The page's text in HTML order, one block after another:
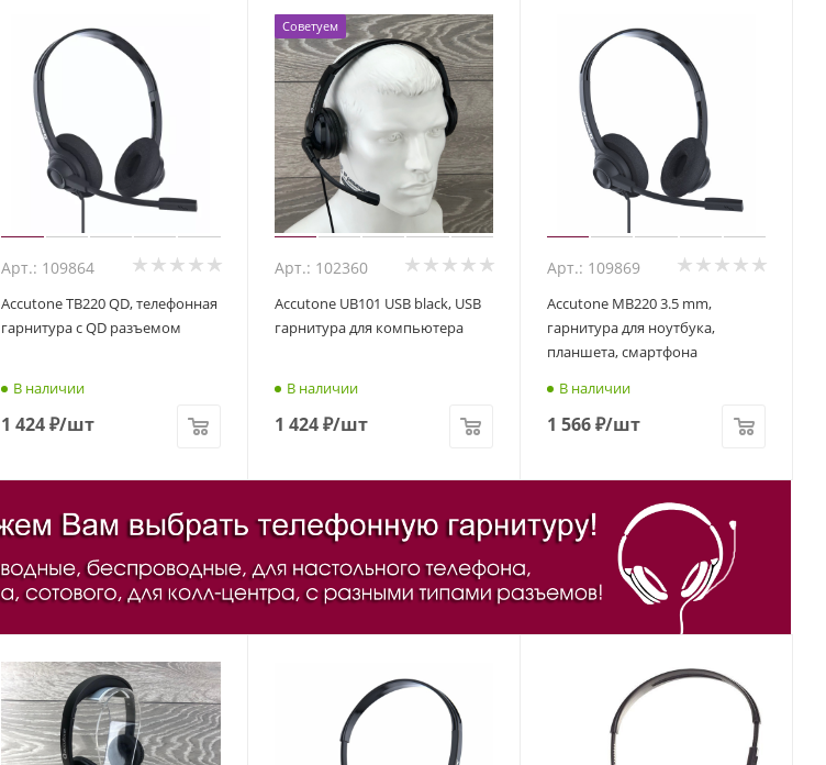
Арт.: 109864
Accutone TB220 QD, телефонная
гарнитура с QD разъемом
В наличии
1 424₽/шт
Советуем
Арт.: 102360
Accutone UB101 USB black, USB
гарнитура для компьютера
В наличии
1 424₽/шт
Арт.: 109869
Accutone MB220 3.5 mm,
гарнитура для ноутбука,
планшета, смартфона
В наличии
1 566₽/шт